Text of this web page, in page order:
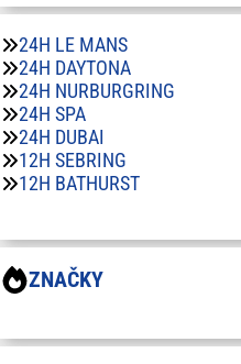
24H LE MANS
24H DAYTONA
24H NURBURGRING
24H SPA
24H DUBAI
12H SEBRING
12H BATHURST
ZNAČKY